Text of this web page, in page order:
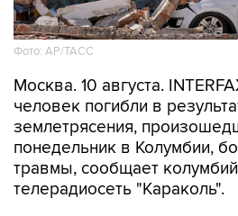
Фото: АР/ТАСС
Москва. 10 августа.
человек погибли в
землетрясения,
понедельник в Колумбии,
травмы, сообщает
телерадиосеть "Караколь".